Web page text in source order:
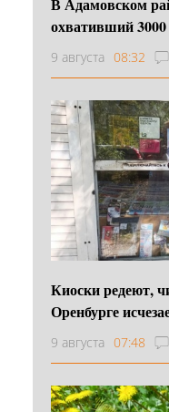
охвативший 3000
9 августа 08:32
Киоски редеют,
Оренбурге
9 августа 07:48